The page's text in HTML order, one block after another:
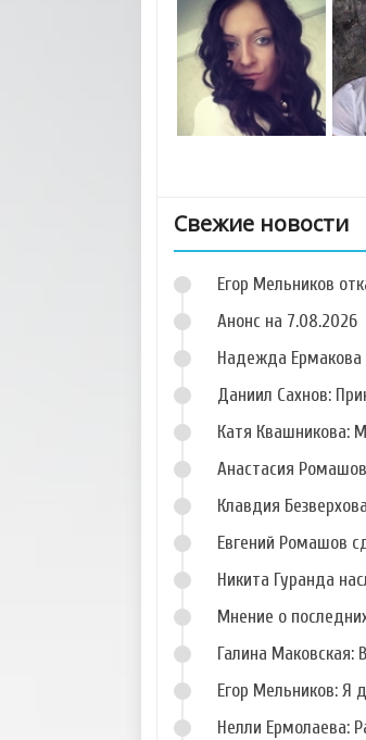
Фото Анатолия
Лакуцина
Фото Кристины
Дерябиной
Свежие новости
Егор Мельников
Анонс на 7.08.2026
Надежда Ермакова
Даниил Сахнов:
Катя Квашникова:
Анастасия
Клавдия
Евгений Ромашов
Никита Гуранда
Мнение о
Галина Маковская:
Егор Мельников: Я
Нелли Ермолаева: